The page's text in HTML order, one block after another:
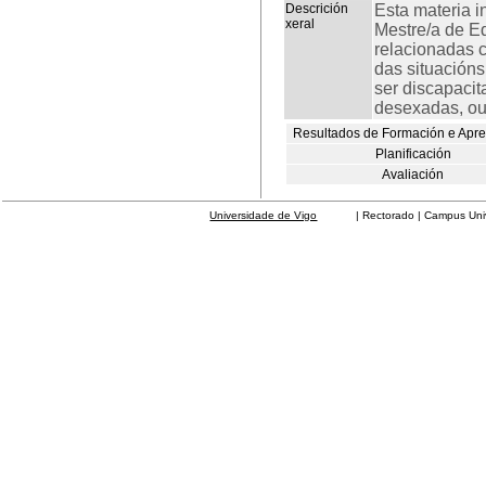
Descrición
xeral
Esta materia
Mestre/a de
relacionadas
das
ser
desexadas,
Resultados de Formación e
Planificación
Avaliación
Universidade de Vigo | Rectorado | Campus